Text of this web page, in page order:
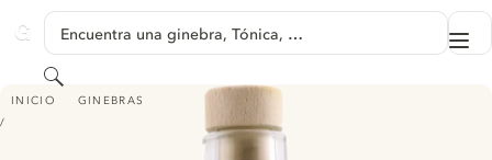
GINVENTORY
Encuentra una ginebra, Tónica, …
Buscar
INICIO GINEBRAS
JOURNEY GIN